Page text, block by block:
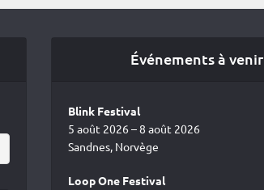
Événements à venir
Blink Festival
5 août 2026 – 8 août 2026
Sandnes, Norvège
Loop One Festival